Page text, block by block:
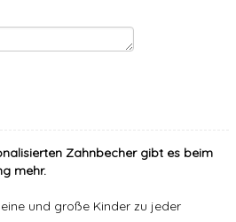
Zahnbecher gibt es beim
mehr.
und große Kinder zu jeder